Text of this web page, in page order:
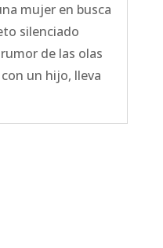
mujer en busca
silenciado
de las olas
un hijo, lleva